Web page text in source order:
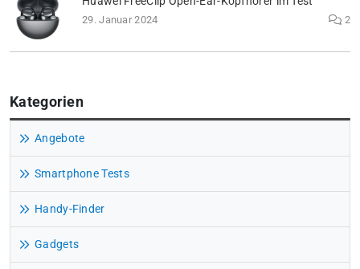
29. Januar 2024 2
Kategorien
Angebote
Smartphone Tests
Handy-Finder
Gadgets